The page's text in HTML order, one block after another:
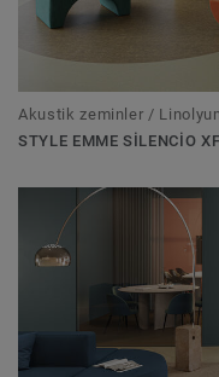
Akustik zeminler /
STYLE EMME SILENCIO